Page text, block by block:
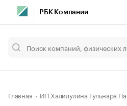
РБК Компании
Главная ИП Халилулина Гульнара